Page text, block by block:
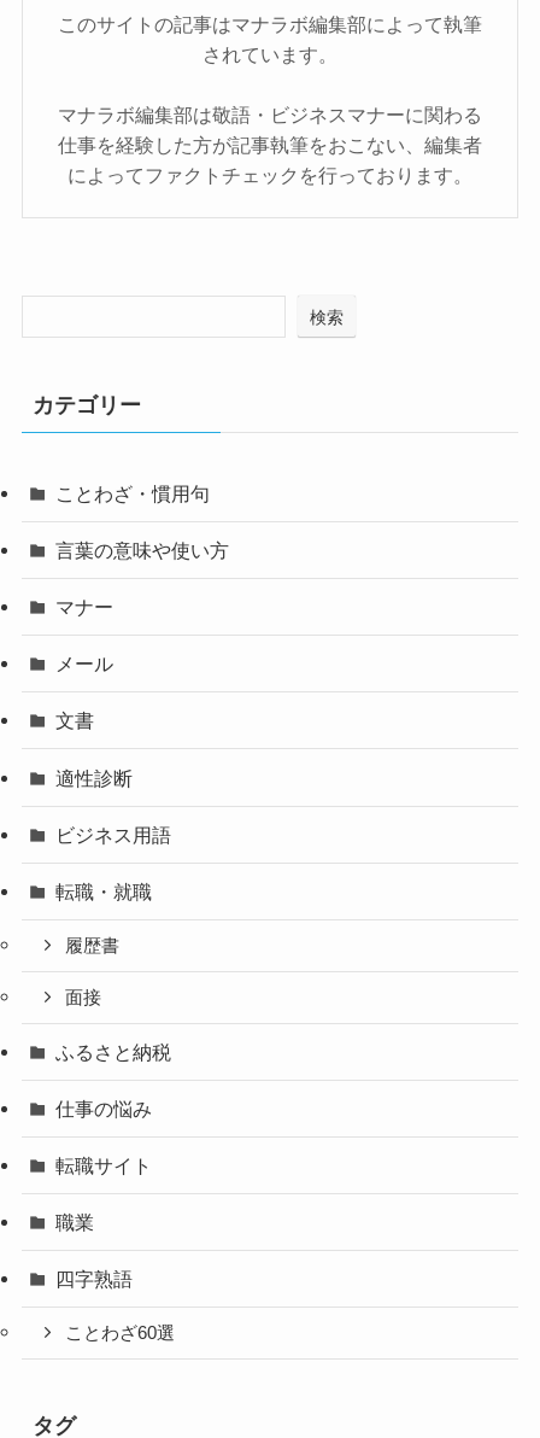
このサイトの記事はマナラボ編集部によって執筆
されています。
マナラボ編集部は敬語・ビジネスマナーに関わる
仕事を経験した方が記事執筆をおこない、編集者
によってファクトチェックを行っております。
検索
カテゴリー
ことわざ・慣用句
言葉の意味や使い方
マナー
メール
文書
適性診断
ビジネス用語
転職・就職
履歴書
面接
ふるさと納税
仕事の悩み
転職サイト
職業
四字熟語
ことわざ60選
タグ